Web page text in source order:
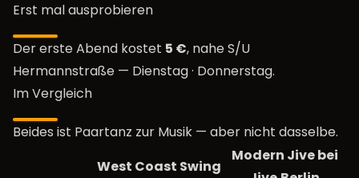
Erst mal ausprobieren
Der erste Abend kostet 5 €, nahe S/U
Hermannstraße — Dienstag· Donnerstag.
Im Vergleich
Beides ist Paartanz zur Musik — aber nicht dasselbe.
West Coast Swing
Modern Jive bei